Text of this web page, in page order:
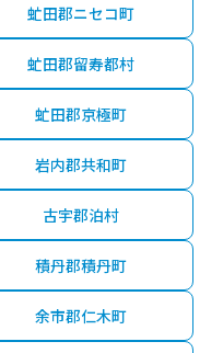
虻田郡ニセコ町
虻田郡留寿都村
虻田郡京極町
岩内郡共和町
古宇郡泊村
積丹郡積丹町
余市郡仁木町